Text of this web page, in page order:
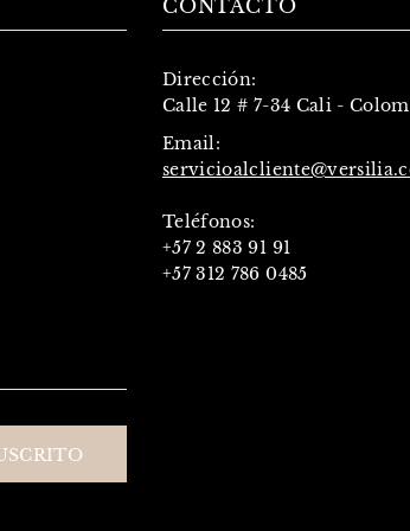
CONTACTO
Dirección:
Calle 12 # 7-34 Cali -
Email:
Teléfonos:
+57 2 883 91 91
+57 312 786 0485